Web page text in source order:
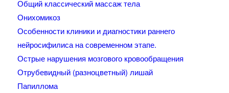
Общий классический массаж тела
Онихомикоз
Особенности клиники и диагностики раннего
нейросифилиса на современном этапе.
Острые нарушения мозгового кровообращения
Отрубевидный (разноцветный) лишай
Папиллома